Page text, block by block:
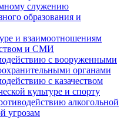
служению
образования и
и взаимоотношениям
и СМИ
с вооруженными
органами
с казачеством
культуре и спорту
алкогольной
угрозам